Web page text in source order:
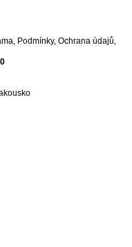
, Podmínky, Ochrana údajů,